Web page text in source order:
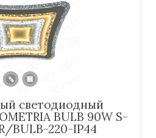
светодиодный
BULB 90W S-
BULB-220-IP44